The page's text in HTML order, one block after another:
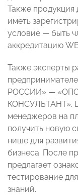
Также
иметь
условие — быть
аккредитацию
Также эксперты
РОССИИ» —
КОНСУЛЬТАНТ».
менеджеров на
получить новую
нише для
бизнеса. После
предлагает
тестирование
знаний.